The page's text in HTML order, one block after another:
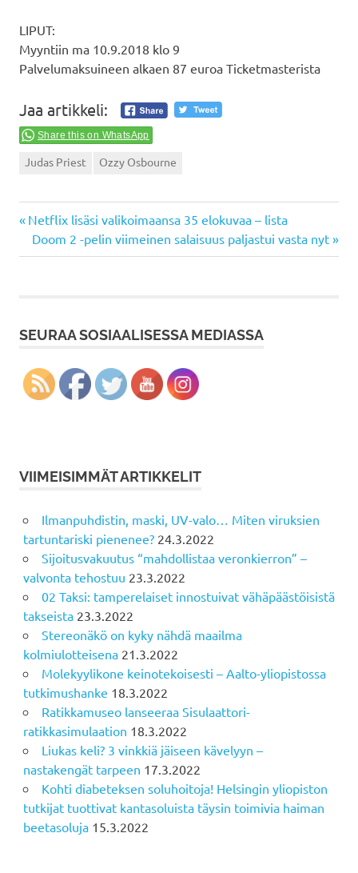
LIPUT:
Myyntiin ma 10.9.2018 klo 9
Palvelumaksuineen alkaen 87 euroa Ticketmasterista
Jaa artikkeli:
Share this on WhatsApp
Judas Priest Ozzy Osbourne
Artikkelien
selaus
Previous
Post:
Netflix lisäsi valikoimaansa 35 elokuvaa – lista
Next
Post:
Doom 2 -pelin viimeinen salaisuus paljastui vasta nyt
SEURAA SOSIAALISESSA MEDIASSA
VIIMEISIMMÄT ARTIKKELIT
Ilmanpuhdistin, maski, UV-valo… Miten viruksien
tartuntariski pienenee? 24.3.2022
Sijoitusvakuutus “mahdollistaa veronkierron” –
valvonta tehostuu 23.3.2022
02 Taksi: tamperelaiset innostuivat vähäpäästöisistä
takseista 23.3.2022
Stereonäkö on kyky nähdä maailma
kolmiulotteisena 21.3.2022
Molekyylikone keinotekoisesti – Aalto-yliopistossa
tutkimushanke 18.3.2022
Ratikkamuseo lanseeraa Sisulaattori-
ratikkasimulaation 18.3.2022
Liukas keli? 3 vinkkiä jäiseen kävelyyn –
nastakengät tarpeen 17.3.2022
Kohti diabeteksen soluhoitoja! Helsingin yliopiston
tutkijat tuottivat kantasoluista täysin toimivia haiman
beetasoluja 15.3.2022